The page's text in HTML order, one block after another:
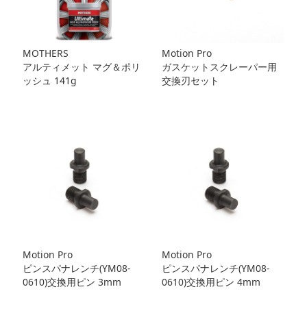
MOTHERS
アルティメット マグ＆ポリ
ッシュ 141g
Motion Pro
ガスケットスクレーパー用
交換刃セット
Motion Pro
ピンスパナレンチ(YM08-
0610)交換用ピン 3mm
Motion Pro
ピンスパナレンチ(YM08-
0610)交換用ピン 4mm